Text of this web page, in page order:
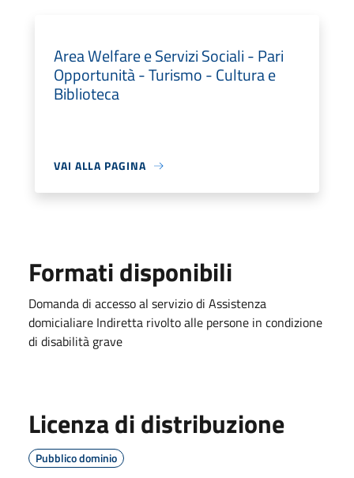
Area Welfare e Servizi Sociali - Pari
Opportunità - Turismo - Cultura e
Biblioteca
VAI ALLA PAGINA
Formati disponibili
Domanda di accesso al servizio di Assistenza
domicialiare Indiretta rivolto alle persone in condizione
di disabilità grave
Licenza di distribuzione
Pubblico dominio